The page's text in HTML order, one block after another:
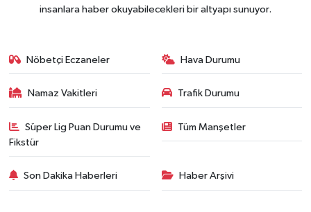
insanlara haber okuyabilecekleri bir altyapı sunuyor.
Nöbetçi Eczaneler Hava Durumu
Namaz Vakitleri Trafik Durumu
Süper Lig Puan Durumu ve
Fikstür
Tüm Manşetler
Son Dakika Haberleri Haber Arşivi